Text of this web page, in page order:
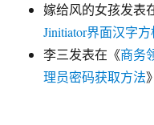
嫁给风的女孩发表
Jinitiator界面汉字
李三发表在《商务
理员密码获取方法》